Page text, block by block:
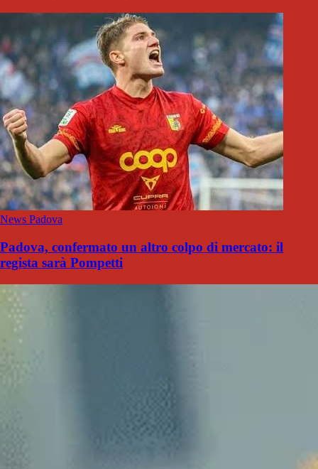
News Padova
Padova, confermato un altro colpo di mercato: il
regista sarà Pompetti